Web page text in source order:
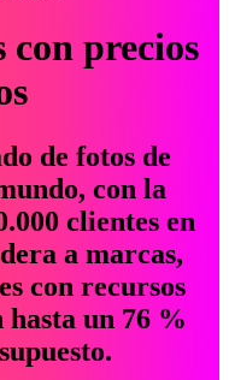
con precios
de fotos de
con la
clientes en
a marcas,
con recursos
un 76 %